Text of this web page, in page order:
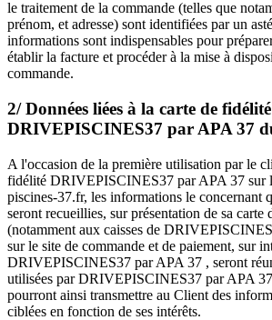
le traitement de la commande (telles que
prénom, et adresse) sont identifiées par un
informations sont indispensables pour
établir la facture et procéder à la mise à
commande.
2/ Données liées à la carte de fidélité
DRIVEPISCINES37 par APA 37
A l'occasion de la première utilisation par le
fidélité DRIVEPISCINES37 par APA 37 sur
piscines-37.fr, les informations le concernant
seront recueillies, sur présentation de sa carte
(notamment aux caisses de
sur le site de commande et de paiement, sur
DRIVEPISCINES37 par APA 37 , seront
utilisées par DRIVEPISCINES37 par APA
pourront ainsi transmettre au Client des
ciblées en fonction de ses intérêts.